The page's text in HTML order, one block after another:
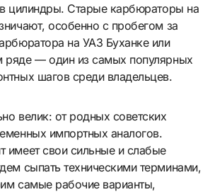
цилиндры. Старые карбюраторы на
особенно с пробегом за
на УАЗ Буханке или
ряде — один из самых популярных
шагов среди владельцев.
велик: от родных советских
импортных аналогов.
имеет свои сильные и слабые
сыпать техническими терминами,
самые рабочие варианты,